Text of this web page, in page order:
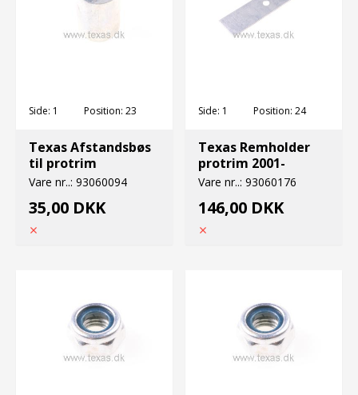
Side: 1 Position: 23
Texas Afstandsbøs
til protrim
Vare nr..: 93060094
35,00 DKK
Side: 1 Position: 24
Texas Remholder
protrim 2001-
Vare nr..: 93060176
146,00 DKK